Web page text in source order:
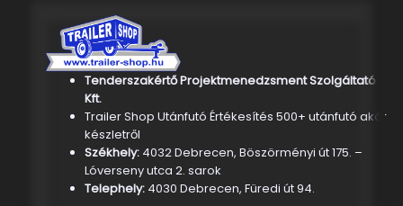
Tenderszakértő Projektmenedzsment Szolgáltató
Kft.
Trailer Shop Utánfutó Értékesítés 500+ utánfutó akár
készletről
Székhely: 4032 Debrecen, Böszörményi út 175. –
Lóverseny utca 2. sarok
Telephely:4030 Debrecen, Füredi út 94.